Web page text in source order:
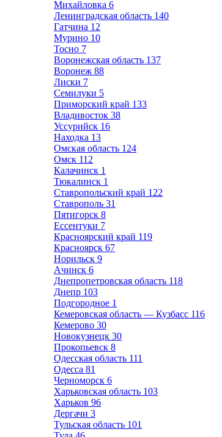
Михайловка 6
Ленинградская область 140
Гатчина 12
Мурино 10
Тосно 7
Воронежская область 137
Воронеж 88
Лиски 7
Семилуки 5
Приморский край 133
Владивосток 38
Уссурийск 16
Находка 13
Омская область 124
Омск 112
Калачинск 1
Тюкалинск 1
Ставропольский край 122
Ставрополь 31
Пятигорск 8
Ессентуки 7
Красноярский край 119
Красноярск 67
Норильск 9
Ачинск 6
Днепропетровская область 118
Днепр 103
Подгородное 1
Кемеровская область — Кузбасс 116
Кемерово 30
Новокузнецк 30
Прокопьевск 8
Одесская область 111
Одесса 81
Черноморск 6
Харьковская область 103
Харьков 96
Дергачи 3
Тульская область 101